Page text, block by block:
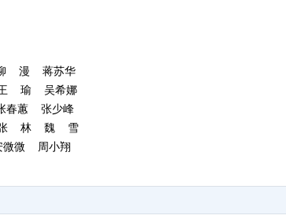
漫  蒋苏华
瑜  吴希娜
蕙  张少峰
林  魏  雪
微  周小翔